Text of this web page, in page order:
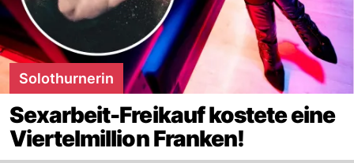
Solothurnerin
Sexarbeit-Freikauf kostete eine
Viertelmillion Franken!